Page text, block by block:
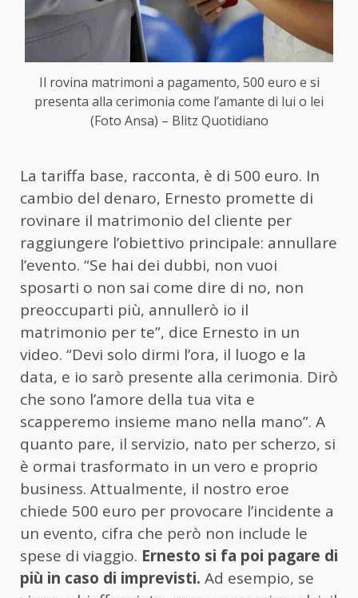
Il rovina matrimoni a pagamento, 500 euro e si
presenta alla cerimonia come l’amante di lui o lei
(Foto Ansa) – Blitz Quotidiano
La tariffa base, racconta, è di 500 euro. In
cambio del denaro, Ernesto promette di
rovinare il matrimonio del cliente per
raggiungere l’obiettivo principale: annullare
l’evento. “Se hai dei dubbi, non vuoi
sposarti o non sai come dire di no, non
preoccuparti più, annullerò io il
matrimonio per te”, dice Ernesto in un
video. “Devi solo dirmi l’ora, il luogo e la
data, e io sarò presente alla cerimonia. Dirò
che sono l’amore della tua vita e
scapperemo insieme mano nella mano”. A
quanto pare, il servizio, nato per scherzo, si
è ormai trasformato in un vero e proprio
business. Attualmente, il nostro eroe
chiede 500 euro per provocare l’incidente a
un evento, cifra che però non include le
spese di viaggio. Ernesto si fa poi pagare di
più in caso di imprevisti. Ad esempio, se